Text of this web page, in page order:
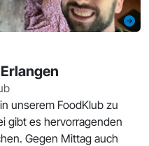
unserem FoodKlub zu
gibt es hervorragenden
Gegen Mittag auch